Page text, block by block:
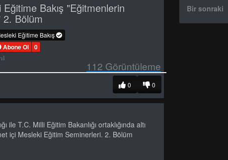
Eğitime Bakış "Eğitmenlerin
2. Bölüm
Eğitime Bakış
Abone Ol 0
112 Görüntüleme
0
0
ile T.C. Milli Eğitim Bakanlığı ortaklığında altı
içi Mesleki Eğitim Seminerleri. 2. Bölüm
Bir sonraki